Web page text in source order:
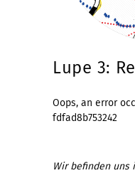
Lupe 3:
Oops, an error
fdfad8b753242
Wir befinden uns